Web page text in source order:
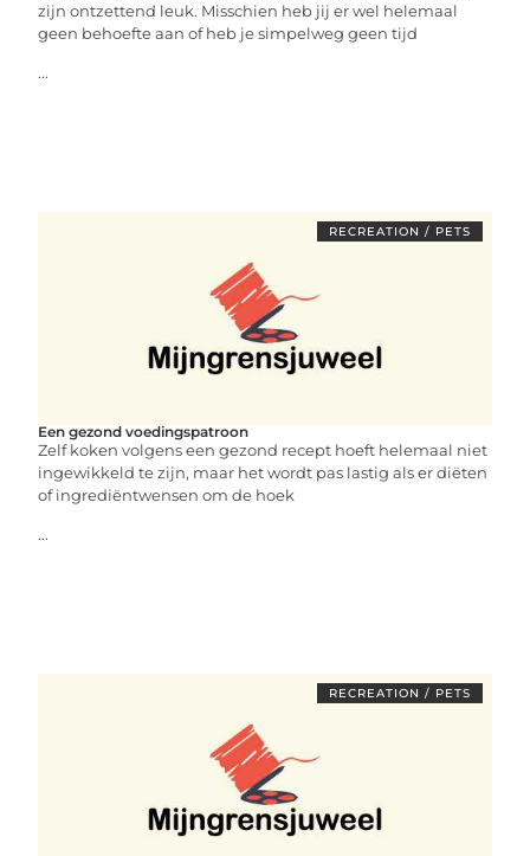
zijn ontzettend leuk. Misschien heb jij er wel helemaal
geen behoefte aan of heb je simpelweg geen tijd
...
RECREATION / PETS
Een gezond voedingspatroon
Zelf koken volgens een gezond recept hoeft helemaal niet
ingewikkeld te zijn, maar het wordt pas lastig als er diëten
of ingrediëntwensen om de hoek
...
RECREATION / PETS